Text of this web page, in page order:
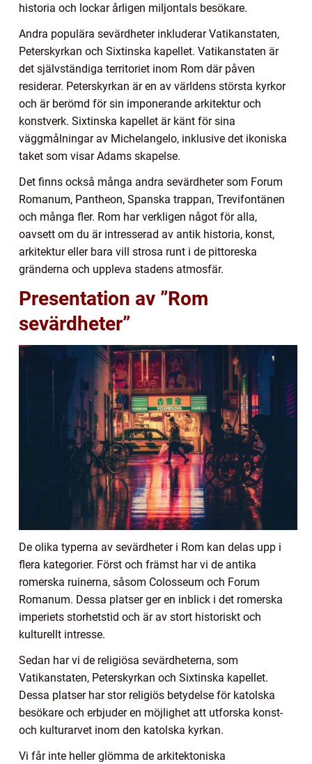
historia och lockar årligen miljontals besökare.
Andra populära sevärdheter inkluderar Vatikanstaten,
Peterskyrkan och Sixtinska kapellet. Vatikanstaten är
det självständiga territoriet inom Rom där påven
residerar. Peterskyrkan är en av världens största kyrkor
och är berömd för sin imponerande arkitektur och
konstverk. Sixtinska kapellet är känt för sina
väggmålningar av Michelangelo, inklusive det ikoniska
taket som visar Adams skapelse.
Det finns också många andra sevärdheter som Forum
Romanum, Pantheon, Spanska trappan, Trevifontänen
och många fler. Rom har verkligen något för alla,
oavsett om du är intresserad av antik historia, konst,
arkitektur eller bara vill strosa runt i de pittoreska
gränderna och uppleva stadens atmosfär.
Presentation av ”Rom
sevärdheter”
De olika typerna av sevärdheter i Rom kan delas upp i
flera kategorier. Först och främst har vi de antika
romerska ruinerna, såsom Colosseum och Forum
Romanum. Dessa platser ger en inblick i det romerska
imperiets storhetstid och är av stort historiskt och
kulturellt intresse.
Sedan har vi de religiösa sevärdheterna, som
Vatikanstaten, Peterskyrkan och Sixtinska kapellet.
Dessa platser har stor religiös betydelse för katolska
besökare och erbjuder en möjlighet att utforska konst-
och kulturarvet inom den katolska kyrkan.
Vi får inte heller glömma de arkitektoniska